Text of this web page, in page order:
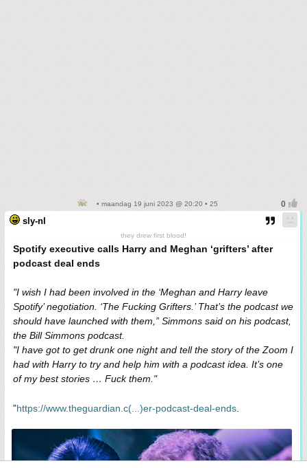
• maandag 19 juni 2023 @ 20:20 • 25
sly-nl
they drew first blood!
Spotify executive calls Harry and Meghan ‘grifters’ after
podcast deal ends
"I wish I had been involved in the ‘Meghan and Harry leave
Spotify’ negotiation. ‘The Fucking Grifters.’ That’s the podcast we
should have launched with them,” Simmons said on his podcast,
the Bill Simmons podcast.
"I have got to get drunk one night and tell the story of the Zoom I
had with Harry to try and help him with a podcast idea. It’s one
of my best stories … Fuck them."
”https://www.theguardian.c(...)er-podcast-deal-ends